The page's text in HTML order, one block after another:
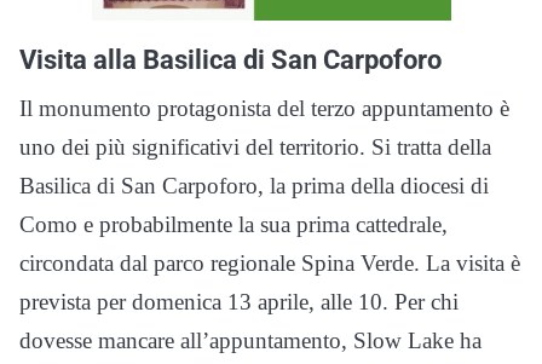
Visita alla Basilica di San Carpoforo
Il monumento protagonista del terzo appuntamento è
uno dei più significativi del territorio. Si tratta della
Basilica di San Carpoforo, la prima della diocesi di
Como e probabilmente la sua prima cattedrale,
circondata dal parco regionale Spina Verde. La visita è
prevista per domenica 13 aprile, alle 10. Per chi
dovesse mancare all’appuntamento, Slow Lake ha